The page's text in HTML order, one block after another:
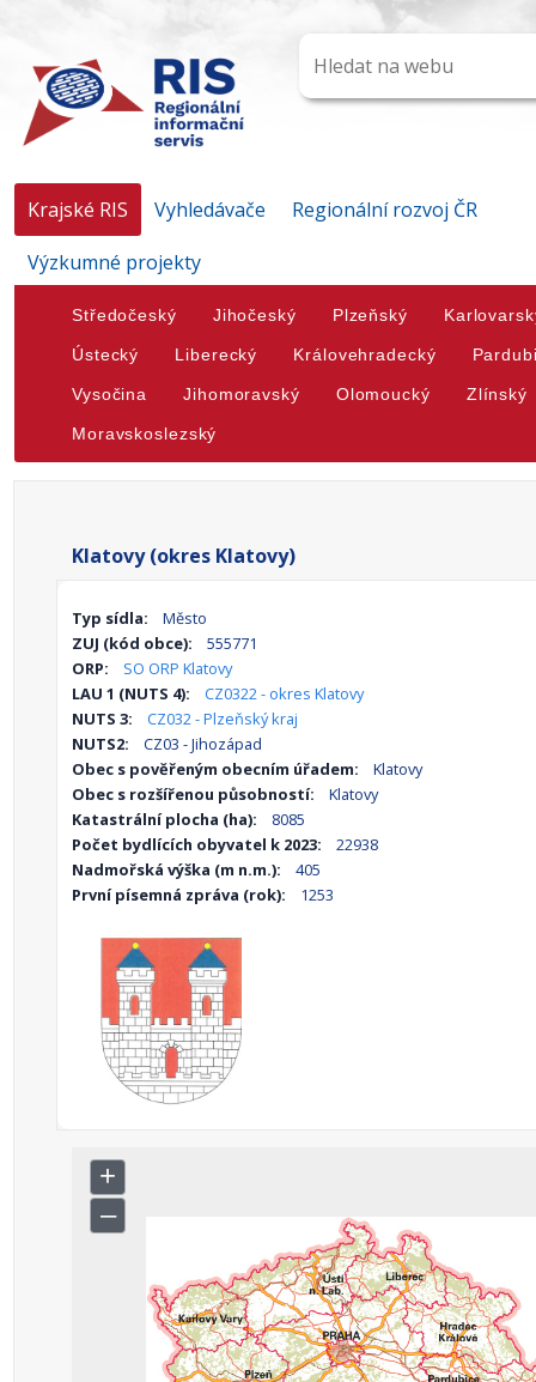
Krajské RIS Vyhledávače
Regionální rozvoj ČR
Výzkumné projekty
Středočeský Jihočeský Plzeňský
Ústecký Liberecký Královehradecký
Vysočina Jihomoravský Olomoucký Zlínský
Moravskoslezský
Klatovy (okres Klatovy)
Typ sídla:
Město
ZUJ (kód obce):
555771
ORP:
SO ORP Klatovy
LAU 1 (NUTS 4):
CZ0322 - okres Klatovy
NUTS 3:
CZ032 - Plzeňský kraj
NUTS2:
CZ03 - Jihozápad
Obec s pověřeným obecním úřadem:
Klatovy
Obec s rozšířenou působností:
Klatovy
Katastrální plocha (ha):
8085
Počet bydlících obyvatel k 2023:
22938
Nadmořská výška (m n.m.):
405
První písemná zpráva (rok):
1253